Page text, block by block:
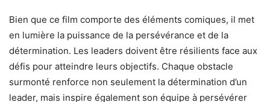
Bien que ce film comporte des éléments comiques, il met
en lumière la puissance de la persévérance et de la
détermination. Les leaders doivent être résilients face aux
défis pour atteindre leurs objectifs. Chaque obstacle
surmonté renforce non seulement la détermination d’un
leader, mais inspire également son équipe à persévérer